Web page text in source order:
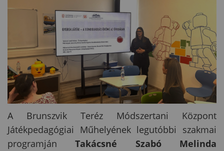
A Brunszvik Teréz Módszertani Központ
Játékpedagógiai Műhelyének legutóbbi szakmai
programjánTakácsné Szabó Melinda